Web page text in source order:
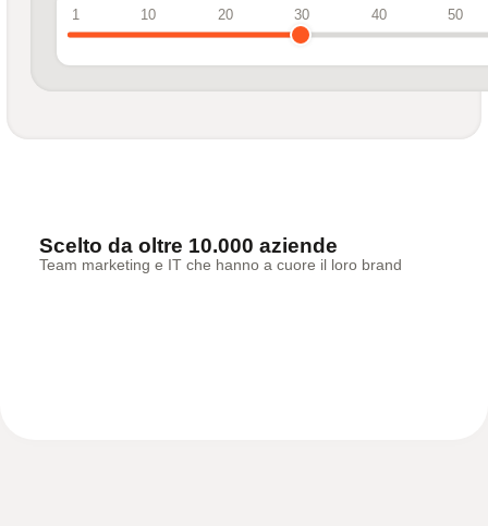
1 10 20 30 40 50
Scelto da oltre 10.000 aziende
Team marketing e IT che hanno a cuore il loro brand